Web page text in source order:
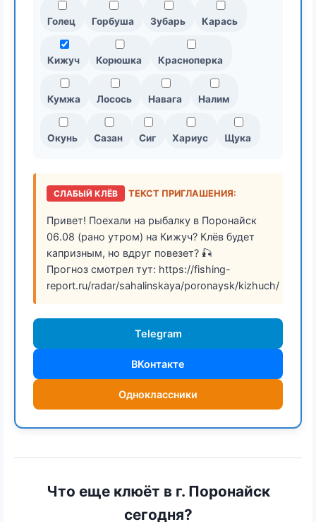
Голец Горбуша Зубарь Карась
Кижуч Корюшка Красноперка
Кумжа Лосось Навага Налим
Окунь Сазан Сиг Хариус Щука
СЛАБЫЙ КЛЁВ ТЕКСТ ПРИГЛАШЕНИЯ:
Привет! Поехали на рыбалку в Поронайск
06.08 (рано утром) на Кижуч? Клёв будет
капризным, но вдруг повезет? 🎣
Прогноз смотрел тут: https://fishing-
report.ru/radar/sahalinskaya/poronaysk/kizhuch/
Telegram
ВКонтакте
Одноклассники
Что еще клюёт в г. Поронайск
сегодня?